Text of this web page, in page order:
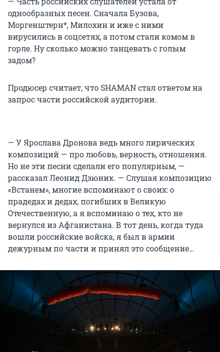
однообразных песен. Сначала Бузова,
Моргенштерн*, Милохин и иже с ними
вирусились в соцсетях, а потом стали комом в
горле. Ну сколько можно танцевать с голым
задом?
Продюсер считает, что SHAMAN стал ответом на
запрос части российской аудитории.
— У Ярослава Дронова ведь много лирических
композиций — про любовь, верность, отношения.
Но не эти песни сделали его популярным, —
рассказал Леонид Дзюник. — Слушая композицию
«Встанем», многие вспоминают о своих: о
прадедах и дедах, погибших в Великую
Отечественную, а я вспоминаю о тех, кто не
вернулся из Афганистана. В тот день, когда туда
вошли российские войска, я был в армии
дежурным по части и принял это сообщение…